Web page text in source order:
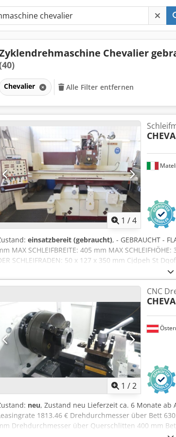
Chevalier
Chevalier Alle Filter entfernen
1 /4
einsatzbereit (gebraucht), - GEBRAUCHT -
MAX SCHLEIFBREITE: 405 mm MAX
SCHLEIFRADEN: 50 x 127 x 350 mm Cjdpeh St
Kg GESAMTABMESSUNGEN: 3500 x 1700 x 2000 mm
1 /2
CNC
neu, Zustand neu Lieferzeit ca. 6 Monate
1813.46 € Drehdurchmesser über Bett
Drehdurchmesser über Querschlitten 400 mm